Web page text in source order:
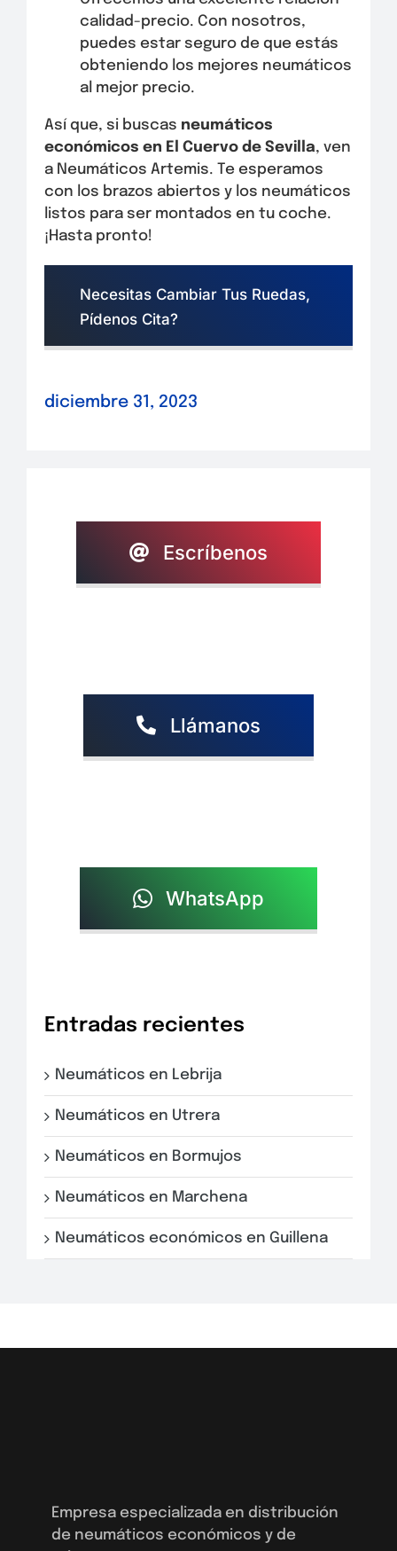
calidad-precio. Con nosotros,
puedes estar seguro de que estás
obteniendo los mejores neumáticos
al mejor precio.
Así que, si buscas neumáticos
económicos en El Cuervo de Sevilla, ven
a Neumáticos Artemis. Te esperamos
con los brazos abiertos y los neumáticos
listos para ser montados en tu coche.
¡Hasta pronto!
Necesitas Cambiar Tus Ruedas,
Pídenos Cita?
diciembre 31, 2023
Escríbenos
Llámanos
WhatsApp
Entradas recientes
Neumáticos en Lebrija
Neumáticos en Utrera
Neumáticos en Bormujos
Neumáticos en Marchena
Neumáticos económicos en Guillena
Empresa especializada en distribución
de neumáticos económicos y de